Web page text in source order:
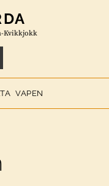
Kvikkjokk
VAPEN